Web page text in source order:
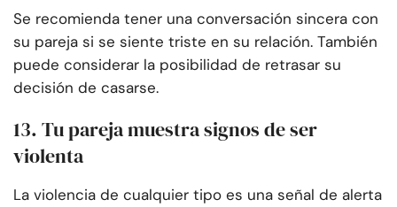
Se recomienda tener una conversación sincera con
su pareja si se siente triste en su relación. También
puede considerar la posibilidad de retrasar su
decisión de casarse.
13. Tu pareja muestra signos de ser
violenta
La violencia de cualquier tipo es una señal de alerta